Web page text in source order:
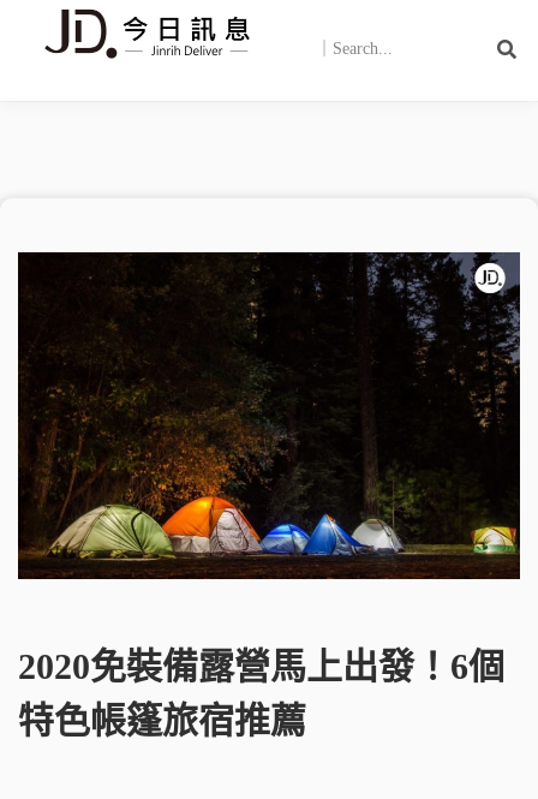
2020免裝備露營馬上出發！6個
特色帳篷旅宿推薦